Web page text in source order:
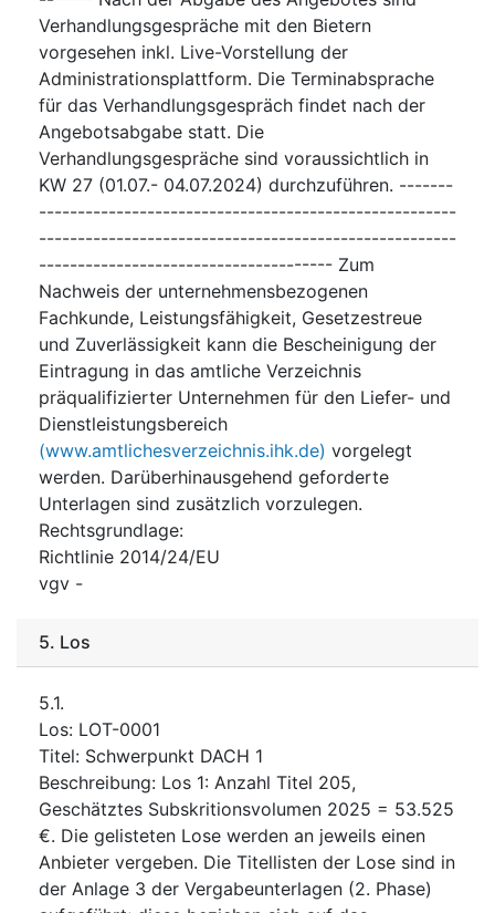
Verhandlungsgespräche mit den Bietern
vorgesehen inkl. Live-Vorstellung der
Administrationsplattform. Die Terminabsprache
für das Verhandlungsgespräch findet nach der
Angebotsabgabe statt. Die
Verhandlungsgespräche sind voraussichtlich in
KW 27 (01.07.- 04.07.2024) durchzuführen. -------
------------------------------------------------------
------------------------------------------------------
-------------------------------------- Zum
Nachweis der unternehmensbezogenen
Fachkunde, Leistungsfähigkeit, Gesetzestreue
und Zuverlässigkeit kann die Bescheinigung der
Eintragung in das amtliche Verzeichnis
präqualifizierter Unternehmen für den Liefer- und
Dienstleistungsbereich
(www.amtlichesverzeichnis.ihk.de) vorgelegt
werden. Darüberhinausgehend geforderte
Unterlagen sind zusätzlich vorzulegen.
Rechtsgrundlage:
Richtlinie 2014/24/EU
vgv -
5. Los
5.1.
Los: LOT-0001
Titel: Schwerpunkt DACH 1
Beschreibung: Los 1: Anzahl Titel 205,
Geschätztes Subskritionsvolumen 2025 = 53.525
€. Die gelisteten Lose werden an jeweils einen
Anbieter vergeben. Die Titellisten der Lose sind in
der Anlage 3 der Vergabeunterlagen (2. Phase)